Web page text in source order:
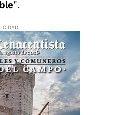
".